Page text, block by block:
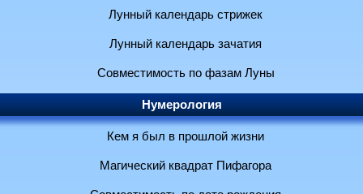
Лунный календарь стрижек
Лунный календарь зачатия
Совместимость по фазам Луны
Нумерология
Кем я был в прошлой жизни
Магический квадрат Пифагора